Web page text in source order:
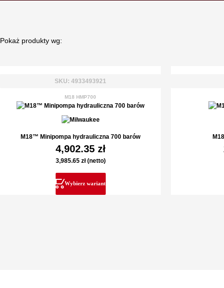
Pokaż produkty wg:
SKU: 4933493921
M18 HMP700
M18™ Minipompa hydrauliczna 700 barów
4,902.35 zł
3,985.65 zł(netto)
Wybierz wariant